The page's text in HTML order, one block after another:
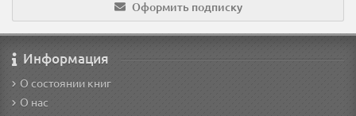
Оформить подписку
Информация
О состоянии книг
О нас